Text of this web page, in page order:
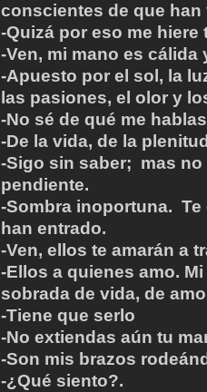
conscientes de que han
-Quizá por eso me hiere
-Ven, mi mano es
-Apuesto por el sol, la
las pasiones, el olor y
-No sé de qué me
-De la vida, de la
-Sigo sin saber; mas
pendiente.
-Sombra inoportuna.
han entrado.
-Ven, ellos te amarán a
-Ellos a quienes amo.
sobrada de vida, de
-Tiene que serlo
-No extiendas aún tu
-Son mis brazos
-¿Qué siento?.